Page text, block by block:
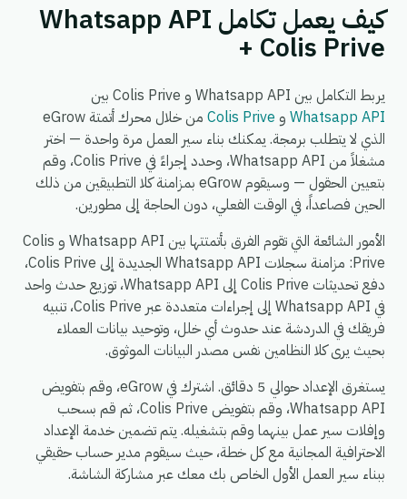
كيف يعمل تكامل Whatsapp API
+ Colis Prive
يربط التكامل بين Whatsapp API و Colis Prive بين
Whatsapp API و Colis Prive
من خلال محرك أتمتة eGrow
الذي لا يتطلب برمجة. يمكنك بناء سير العمل مرة واحدة — اختر
مشغلاً من Whatsapp API، وحدد إجراءً في Colis Prive، وقم
بتعيين الحقول — وسيقوم eGrow بمزامنة كلا التطبيقين من ذلك
الحين فصاعداً، في الوقت الفعلي، دون الحاجة إلى مطورين.
الأمور الشائعة التي تقوم الفرق بأتمتتها بين Whatsapp API و Colis
Prive: مزامنة سجلات Whatsapp API الجديدة إلى Colis Prive،
دفع تحديثات Colis Prive إلى Whatsapp API، توزيع حدث واحد
في Whatsapp API إلى إجراءات متعددة عبر Colis Prive، تنبيه
فريقك في الدردشة عند حدوث أي خلل، وتوحيد بيانات العملاء
بحيث يرى كلا النظامين نفس مصدر البيانات الموثوق.
يستغرق الإعداد حوالي 5 دقائق. اشترك في eGrow، وقم بتفويض
Whatsapp API، وقم بتفويض Colis Prive، ثم قم بسحب
وإفلات سير عمل بينهما وقم بتشغيله. يتم تضمين خدمة الإعداد
الاحترافية المجانية مع كل خطة، حيث سيقوم مدير حساب حقيقي
ببناء سير العمل الأول الخاص بك معك عبر مشاركة الشاشة.